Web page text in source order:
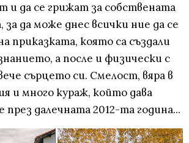
и да се грижат за собствената
за да може днес всички ние да се
приказката, която са създали
а после и физически с
сърцето си. Смелост, вяра в
и много кураж, който дава
през далечната 2012-та година...